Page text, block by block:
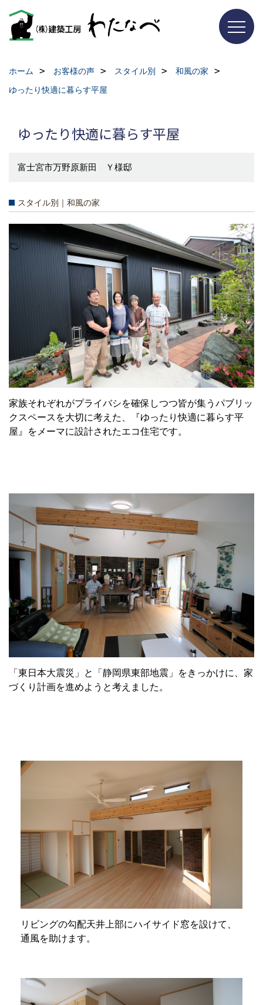
ホーム お客様の声 スタイル別
和風の家
ゆったり快適に暮らす平屋
ゆったり快適に暮らす平屋
富士宮市万野原新田 Ｙ様邸
スタイル別｜和風の家
家族それぞれがプライバシを確保しつつ皆が集うパブリッ
クスペースを大切に考えた、『ゆったり快適に暮らす平
屋』をメーマに設計されたエコ住宅です。
「東日本大震災」と「静岡県東部地震」をきっかけに、家
づくり計画を進めようと考えました。
リビングの勾配天井上部にハイサイド窓を設けて、
通風を助けます。